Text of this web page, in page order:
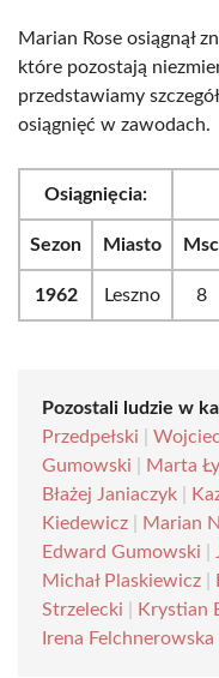
Marian Rose osiągnął
które pozostają
przedstawiamy
osiągnięć w zawodach.
Osiągnięcia:
Sezon Miasto Msc
1962 Leszno 8
Pozostali ludzie w
Przedpełski
Gumowski
Marta
Błażej Janiaczyk
Kiedewicz
Marian
Edward Gumowski
Michał Plaskiewicz
Strzelecki
Krystian
Irena Felchnerowska